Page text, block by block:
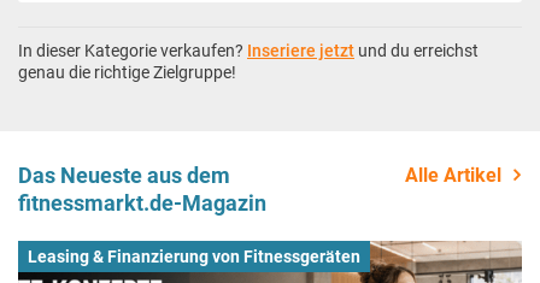
In dieser Kategorie verkaufen? Inseriere jetzt und du erreichst
genau die richtige Zielgruppe!
Das Neueste aus dem
fitnessmarkt.de-Magazin
Alle Artikel
Leasing & Finanzierung von Fitnessgeräten